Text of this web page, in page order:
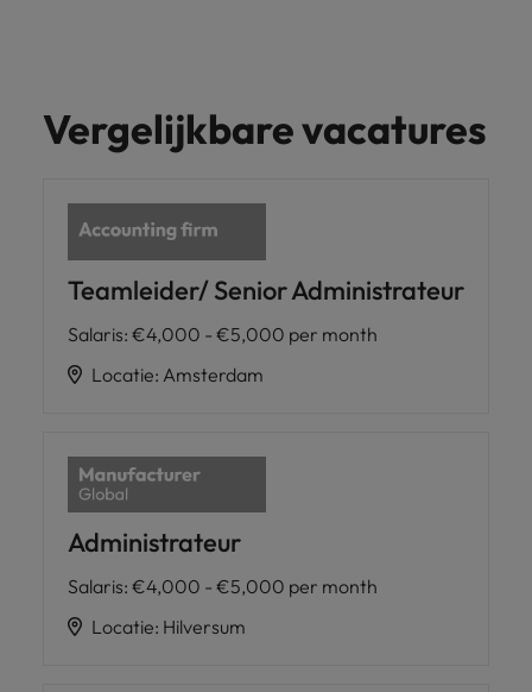
Vergelijkbare vacatures
Teamleider/ Senior Administrateur
Salaris: €4,000 - €5,000 per month
Locatie: Amsterdam
Administrateur
Salaris: €4,000 - €5,000 per month
Locatie: Hilversum